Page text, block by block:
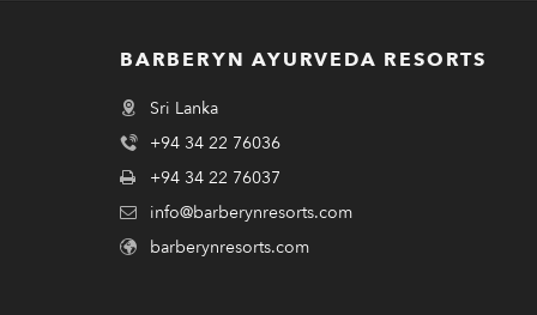
BARBERYN AYURVEDA RESORTS
Sri Lanka
+94 34 22 76036
+94 34 22 76037
info@barberynresorts.com
barberynresorts.com